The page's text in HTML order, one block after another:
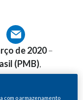
de 2020–
(PMB),
pela
com o armazenamento